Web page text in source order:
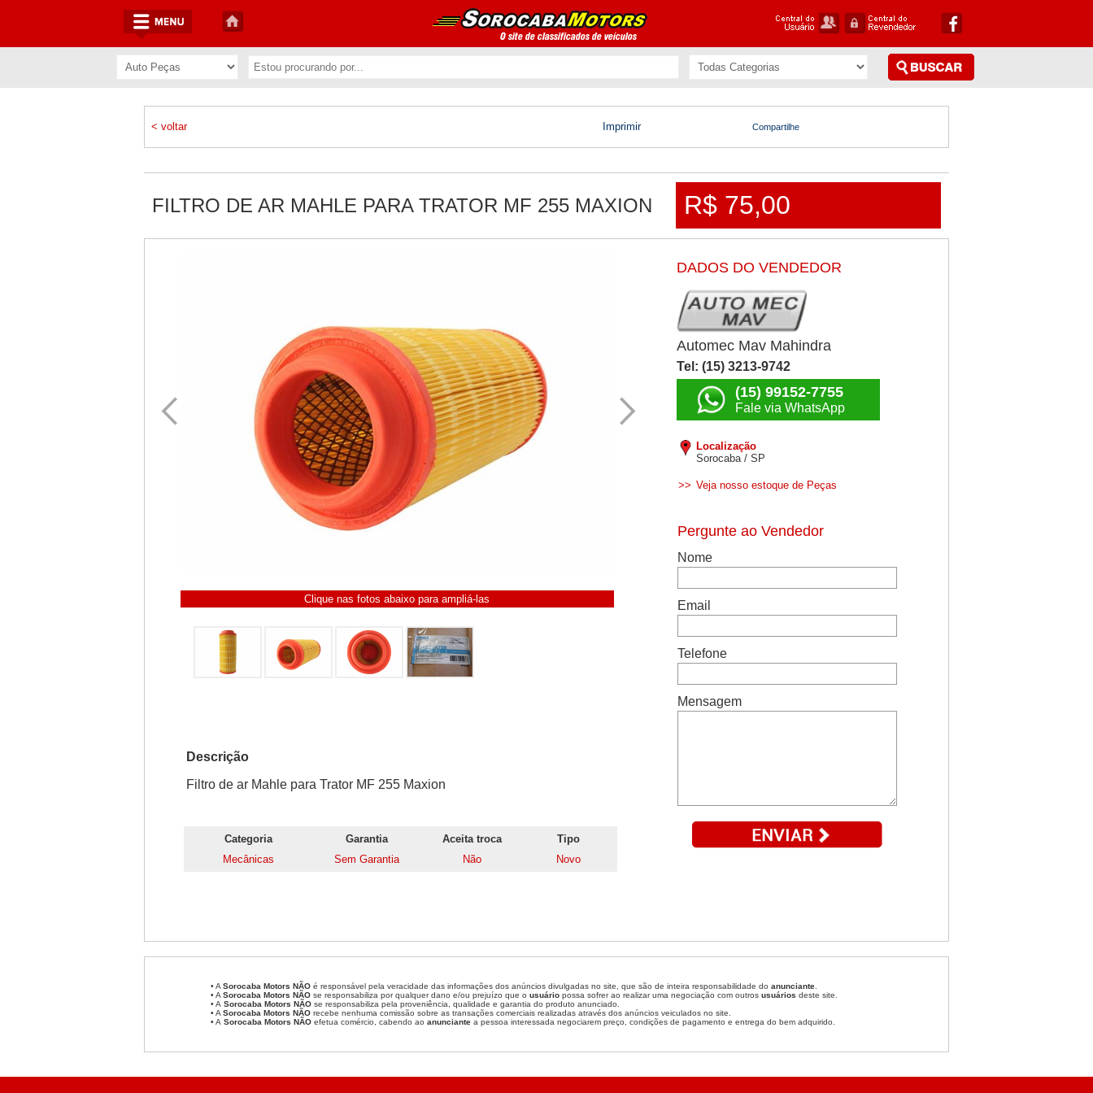
< voltar Imprimir Compartilhe
FILTRO DE AR MAHLE PARA TRATOR MF 255 MAXION R$ 75,00
Clique nas fotos abaixo para ampliá-las
DADOS DO VENDEDOR
Automec Mav Mahindra
Tel: (15) 3213-9742
(15) 99152-7755
Fale via WhatsApp
Localização
Sorocaba / SP
>> Veja nosso estoque de Peças
Descrição
Filtro de ar Mahle para Trator MF 255 Maxion
Categoria Garantia Aceita troca
Tipo
Mecânicas
Sem Garantia Não Novo
• A Sorocaba Motors NÃO é responsável pela veracidade das informações dos anúncios divulgadas no site, que são de inteira responsabilidade do anunciante
• A Sorocaba Motors NÃO se responsabiliza por qualquer dano e/ou prejuízo que o usuário possa sofrer ao realizar uma negociação com outros usuários deste site.
• A Sorocaba Motors NÃO se responsabiliza pela proveniência, qualidade e garantia do produto anunciado.
• A Sorocaba Motors NÃO recebe nenhuma comissão sobre as transações comerciais realizadas através dos anúncios veiculados no site.
• A Sorocaba Motors NÃO efetua comércio, cabendo ao anunciante a pessoa interessada negociarem preço, condições de pagamento e entrega do bem adquirido.